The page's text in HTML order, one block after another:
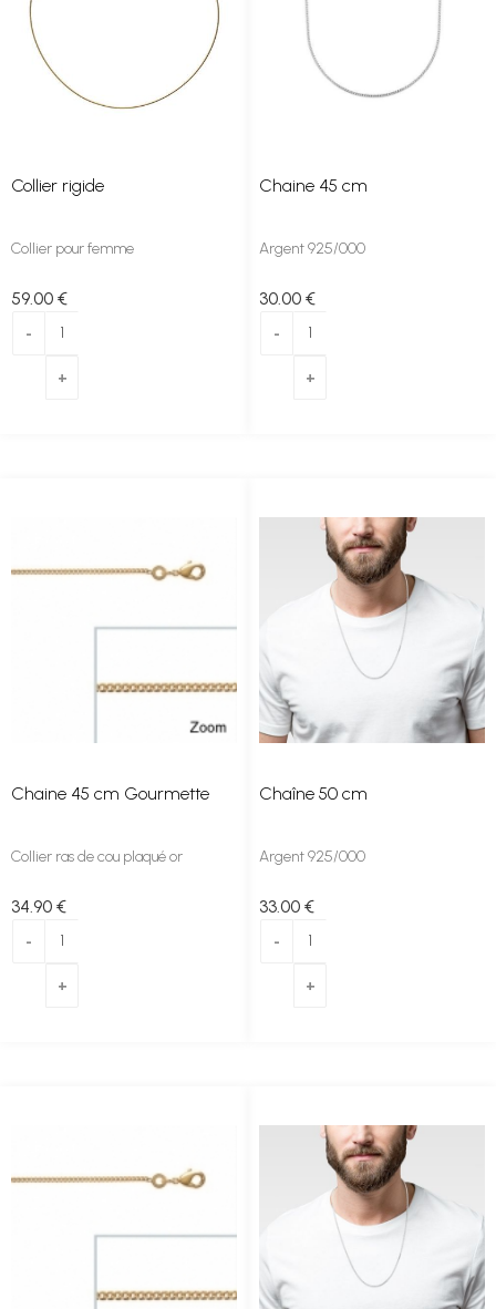
Collier rigide
Collier pour femme
59.00 €
Chaine 45 cm
Argent 925/000
30.00 €
Chaine 45 cm Gourmette
Collier ras de cou plaqué or
34 .90 €
Chaîne 50 cm
Argent 925/000
33.00 €